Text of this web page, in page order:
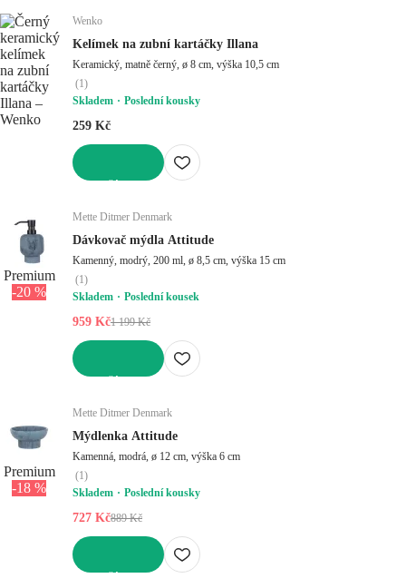
Wenko
Kelímek na zubní kartáčky Illana
Keramický, matně černý, ø 8 cm, výška 10,5 cm
(1)
Skladem
Poslední kousky
259 Kč
Premium
-20 %
Mette Ditmer Denmark
Dávkovač mýdla Attitude
Kamenný, modrý, 200 ml, ø 8,5 cm, výška 15 cm
(1)
Skladem
Poslední kousek
959 Kč1 199 Kč
Premium
-18 %
Mette Ditmer Denmark
Mýdlenka Attitude
Kamenná, modrá, ø 12 cm, výška 6 cm
(1)
Skladem
Poslední kousky
727 Kč889 Kč